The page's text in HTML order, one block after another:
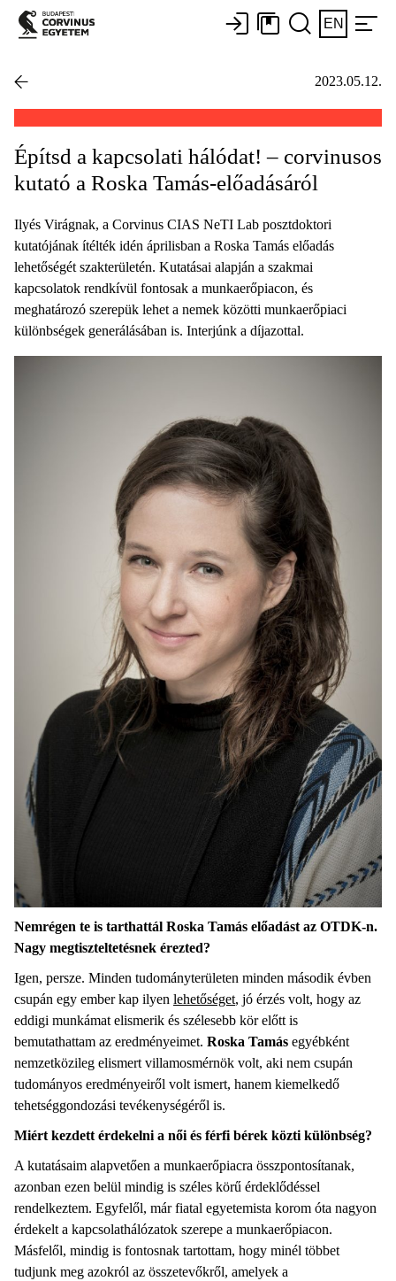
EN
2023.05.12.
Építsd a kapcsolati hálódat! – corvinusos
kutató a Roska Tamás-előadásáról
Ilyés Virágnak, a Corvinus CIAS NeTI Lab posztdoktori
kutatójának ítélték idén áprilisban a Roska Tamás előadás
lehetőségét szakterületén. Kutatásai alapján a szakmai
kapcsolatok rendkívül fontosak a munkaerőpiacon, és
meghatározó szerepük lehet a nemek közötti munkaerőpiaci
különbségek generálásában is. Interjúnk a díjazottal.
Nemrégen te is tarthattál Roska Tamás előadást az OTDK-n.
Nagy megtiszteltetésnek érezted?
Igen, persze. Minden tudományterületen minden második évben
csupán egy ember kap ilyen lehetőséget, jó érzés volt, hogy az
eddigi munkámat elismerik és szélesebb kör előtt is
bemutathattam az eredményeimet. Roska Tamás egyébként
nemzetközileg elismert villamosmérnök volt, aki nem csupán
tudományos eredményeiről volt ismert, hanem kiemelkedő
tehetséggondozási tevékenységéről is.
Miért kezdett érdekelni a női és férfi bérek közti különbség?
A kutatásaim alapvetően a munkaerőpiacra összpontosítanak,
azonban ezen belül mindig is széles körű érdeklődéssel
rendelkeztem. Egyfelől, már fiatal egyetemista korom óta nagyon
érdekelt a kapcsolathálózatok szerepe a munkaerőpiacon.
Másfelől, mindig is fontosnak tartottam, hogy minél többet
tudjunk meg azokról az összetevőkről, amelyek a